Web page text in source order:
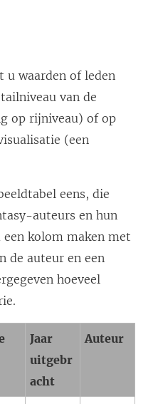
u waarden of leden
van de
op rijniveau) of op
(een
eens, die
auteurs en hun
kolom maken met
de auteur en een
hoeveel
Jaar
uitgebr
acht
Auteur